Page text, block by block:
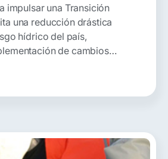
impulsar una Transición
una reducción drástica
hídrico del país,
de cambios
innovadoras,
e instrumentos de